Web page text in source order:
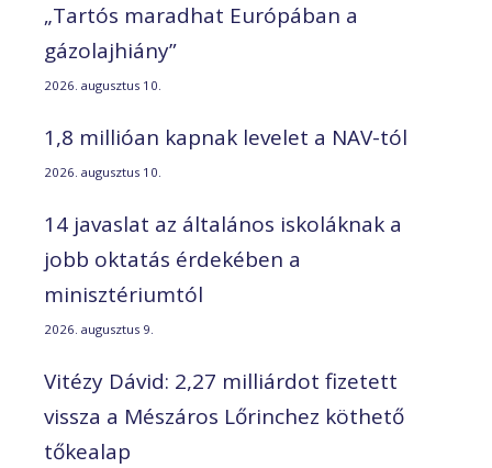
„Tartós maradhat Európában a
gázolajhiány”
2026. augusztus 10.
1,8 millióan kapnak levelet a NAV-tól
2026. augusztus 10.
14 javaslat az általános iskoláknak a
jobb oktatás érdekében a
minisztériumtól
2026. augusztus 9.
Vitézy Dávid: 2,27 milliárdot fizetett
vissza a Mészáros Lőrinchez köthető
tőkealap